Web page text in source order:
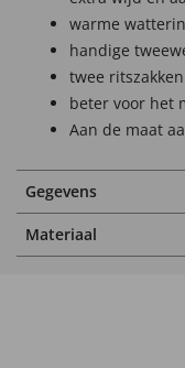
warme
handige
twee ritszakken
beter voor het
Aan de maat
Gegevens
Materiaal